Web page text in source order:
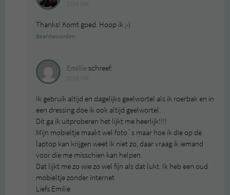
Thanks! Komt goed. Hoop ik ;-)
Beantwoorden
Emilieschreef:
Ik gebruik altijd en dagelijks geelwortel als ik roerbak en in
een dressing doe ik ook altijd geelwortel.
Dit ga ik uitproberen het lijkt me heerlijk!!!!
Mijn mobieltje maakt wel foto`s maar hoe ik die op de
laptop kan krijgen weet ik niet zo, daar vraag ik iemand
voor die me misschien kan helpen.
Dat lijkt me zo wie zo wel fijn als dat lukt. Ik heb een oud
mobieltje zonder internet
Liefs Emilie